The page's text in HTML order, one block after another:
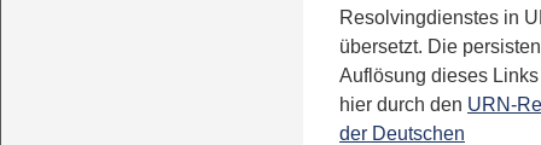
Resolvingdienstes in
übersetzt. Die
Auflösung dieses
hier durch den URN-
der Deutschen